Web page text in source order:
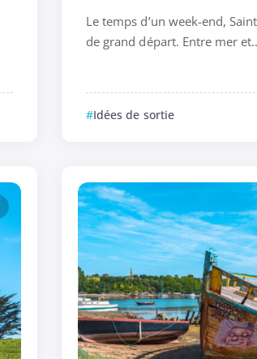
Le temps d’un week-end,
de grand départ. Entre mer
Idées de sortie